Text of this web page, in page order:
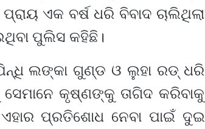
ଏକ ବର୍ଷ ଧରି ବିବାଦ ଚାଲିଥିଲା
ପୁଲିସ କହିଛି।
ଲଙ୍କା ଗୁଣ୍ଡ ଓ ଲୁହା ରଡ୍‌ ଧରି
କୃଷ୍ଣଙ୍କୁ ତାଗିଦ କରିବାକୁ
ପ୍ରତିଶୋଧ ନେବା ପାଇଁ ଦୁଇ